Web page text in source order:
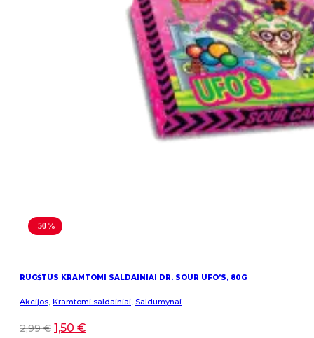
-50%
RŪGŠTŪS KRAMTOMI SALDAINIAI DR. SOUR UFO’S, 80G
Akcijos Kramtomi saldainiai Saldumynai
2,99€ 1,50 €